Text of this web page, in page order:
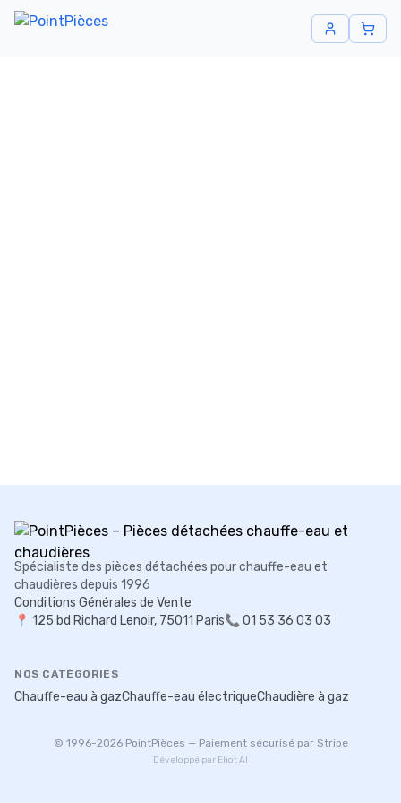
Spécialiste des pièces détachées pour chauffe-eau et
chaudières depuis 1996
Conditions Générales de Vente
📍 125 bd Richard Lenoir, 75011 Paris📞 01 53 36 03 03
NOS CATÉGORIES
Chauffe-eau à gazChauffe-eau électriqueChaudière à gaz
© 1996-2026PointPièces — Paiement sécurisé par Stripe
Développé par Eliot AI